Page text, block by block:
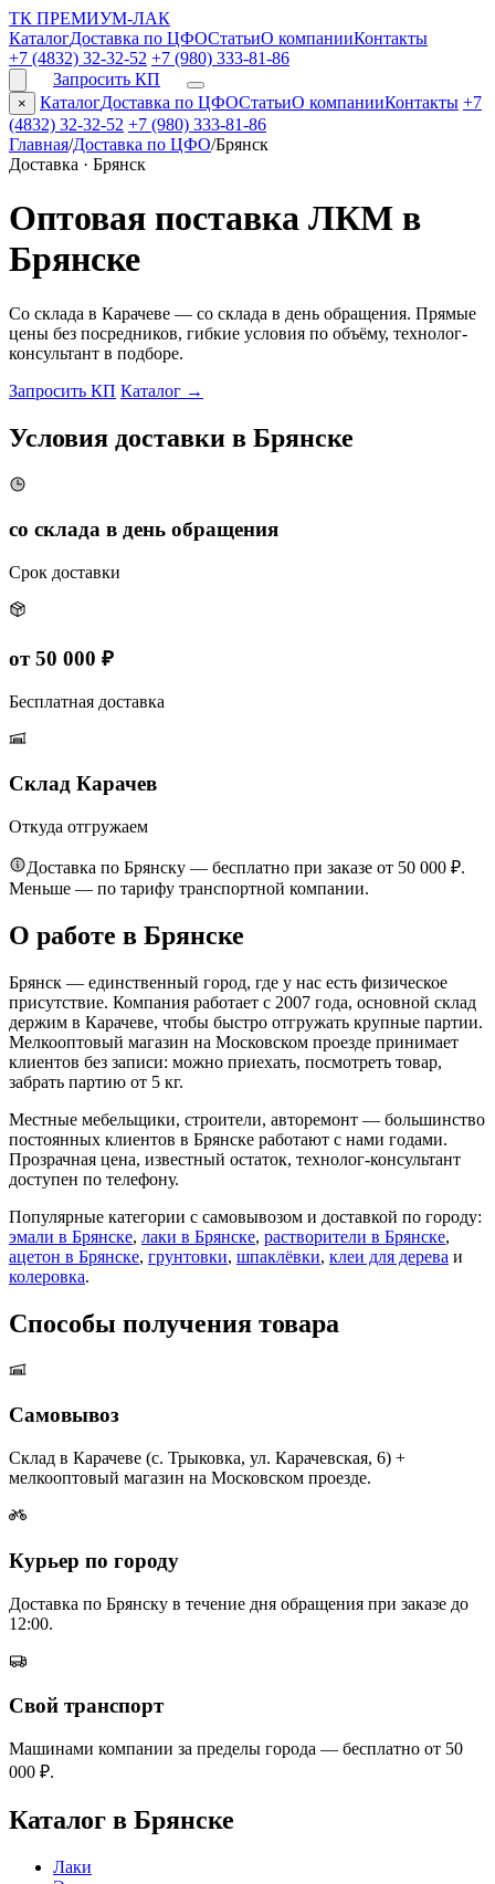
ТК ПРЕМИУМ-ЛАК
КаталогДоставка по ЦФОСтатьиО компанииКонтакты
+7 (4832) 32-32-52 +7 (980) 333-81-86
Запросить КП
× КаталогДоставка по ЦФОСтатьиО компанииКонтакты +7
(4832) 32-32-52 +7 (980) 333-81-86
Главная/Доставка по ЦФО/Брянск
Доставка · Брянск
Оптовая поставка ЛКМ в
Брянске
Со склада в Карачеве — со склада в день обращения. Прямые
цены без посредников, гибкие условия по объёму, технолог-
консультант в подборе.
Запросить КП Каталог →
Условия доставки в Брянске
со склада в день обращения
Срок доставки
от 50 000 ₽
Бесплатная доставка
Склад Карачев
Откуда отгружаем
Доставка по Брянску — бесплатно при заказе от 50 000 ₽.
Меньше — по тарифу транспортной компании.
О работе в Брянске
Брянск — единственный город, где у нас есть физическое
присутствие. Компания работает с 2007 года, основной склад
держим в Карачеве, чтобы быстро отгружать крупные партии.
Мелкооптовый магазин на Московском проезде принимает
клиентов без записи: можно приехать, посмотреть товар,
забрать партию от 5 кг.
Местные мебельщики, строители, авторемонт — большинство
постоянных клиентов в Брянске работают с нами годами.
Прозрачная цена, известный остаток, технолог-консультант
доступен по телефону.
Популярные категории с самовывозом и доставкой по городу:
эмали в Брянске, лаки в Брянске, растворители в Брянске,
ацетон в Брянске, грунтовки, шпаклёвки, клеи для дерева и
колеровка.
Способы получения товара
Самовывоз
Склад в Карачеве (с. Трыковка, ул. Карачевская, 6) +
мелкооптовый магазин на Московском проезде.
Курьер по городу
Доставка по Брянску в течение дня обращения при заказе до
12:00.
Свой транспорт
Машинами компании за пределы города — бесплатно от 50
000 ₽.
Каталог в Брянске
Лаки